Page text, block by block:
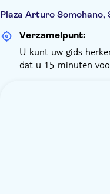
Plaza Arturo Somohano,
Verzamelpunt:
U kunt uw gids
dat u 15 minuten